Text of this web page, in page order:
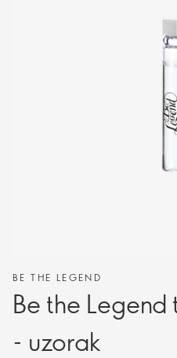
BE THE LEGEND
Be the
- uzorak